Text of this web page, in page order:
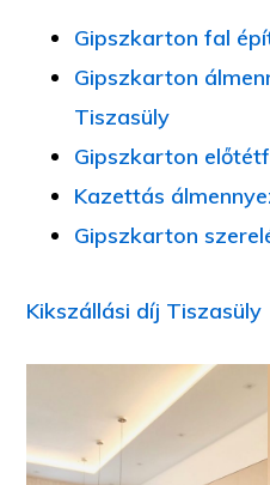
Gipszkarton fal
Gipszkarton
Tiszasüly
Gipszkarton
Kazettás
Gipszkarton
Kikszállási díj Tiszasüly